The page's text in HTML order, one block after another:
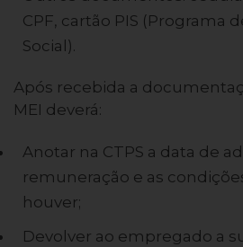
CPF, cartão PIS (Programa
Social).
Após recebida a
MEI deverá:
Anotar na CTPS a data de
remuneração e as
houver;
Devolver ao empregado a